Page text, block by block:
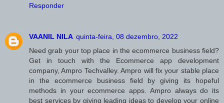
Responder
VAANIL NILA quinta-feira, 08 dezembro, 2022
Need grab your top place in the ecommerce business field?
Get in touch with the Ecommerce app development
company, Ampro Techvalley. Ampro will fix your stable place
in the ecommerce business field by giving its hopeful
methods in your ecommerce apps. Ampro always do its
best services by giving leading ideas to develop your online